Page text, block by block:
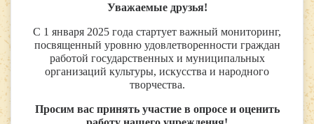
Уважаемые друзья!
С 1 января 2025 года стартует важный мониторинг,
посвященный уровню удовлетворенности граждан
работой государственных и муниципальных
организаций культуры, искусства и народного
творчества.
Просим вас принять участие в опросе и оценить